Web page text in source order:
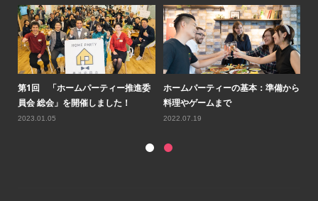
第1回 「ホームパーティー推進委
員会 総会」を開催しました！
2023.01.05
ホームパーティーの基本：準備から
料理やゲームまで
2022.07.19